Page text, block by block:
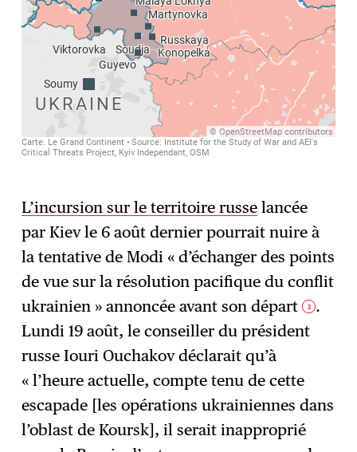
L’incursion sur le territoire russe lancée
par Kiev le 6 août dernier pourrait nuire à
la tentative de Modi « d’échanger des points
de vue sur la résolution pacifique du conflit
ukrainien » annoncée avant son départ 3 .
Lundi 19 août, le conseiller du président
russe Iouri Ouchakov déclarait qu’à
« l’heure actuelle, compte tenu de cette
escapade [les opérations ukrainiennes dans
l’oblast de Koursk], il serait inapproprié